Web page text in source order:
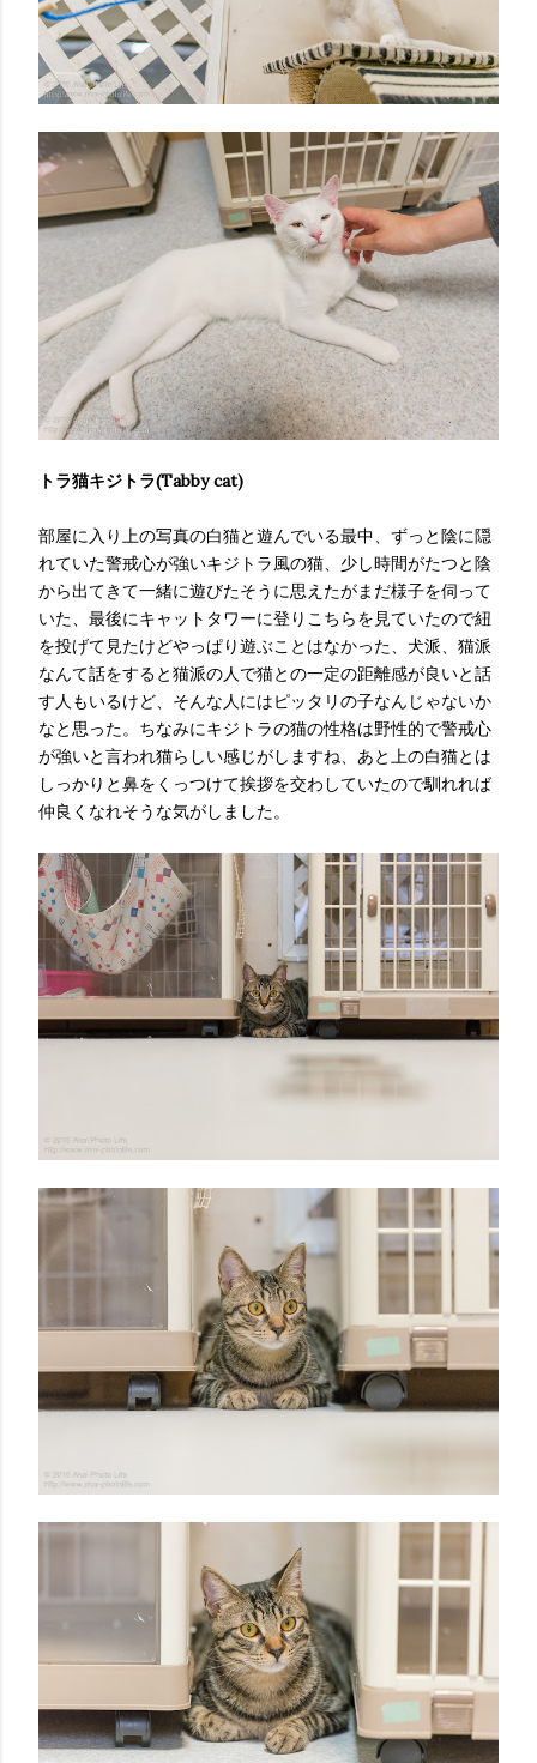
トラ猫キジトラ(Tabby cat)
部屋に入り上の写真の白猫と遊んでいる最中、ずっと陰に隠
れていた警戒心が強いキジトラ風の猫、少し時間がたつと陰
から出てきて一緒に遊びたそうに思えたがまだ様子を伺って
いた、最後にキャットタワーに登りこちらを見ていたので紐
を投げて見たけどやっぱり遊ぶことはなかった、犬派、猫派
なんて話をすると猫派の人で猫との一定の距離感が良いと話
す人もいるけど、そんな人にはピッタリの子なんじゃないか
なと思った。ちなみにキジトラの猫の性格は野性的で警戒心
が強いと言われ猫らしい感じがしますね、あと上の白猫とは
しっかりと鼻をくっつけて挨拶を交わしていたので馴れれば
仲良くなれそうな気がしました。